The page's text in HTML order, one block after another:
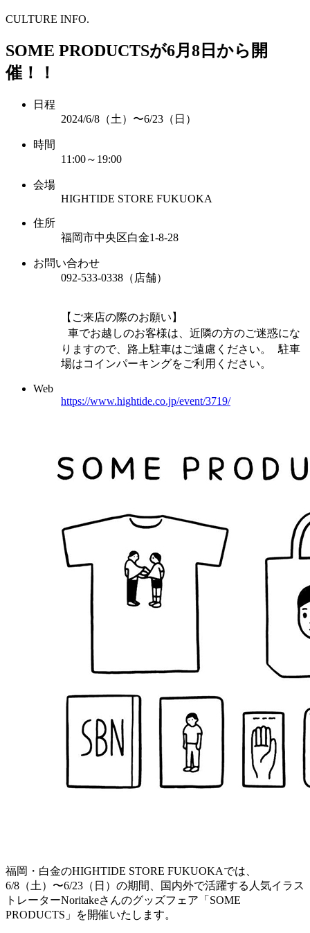
CULTURE INFO.
SOME PRODUCTSが6月8日から開
催！！
日程
2024/6/8（土）〜6/23（日）
時間
11:00～19:00
会場
HIGHTIDE STORE FUKUOKA
住所
福岡市中央区白金1-8-28
お問い合わせ
092-533-0338（店舗）
【ご来店の際のお願い】
車でお越しのお客様は、近隣の方のご迷惑にな
りますので、路上駐車はご遠慮ください。 駐車
場はコインパーキングをご利用ください。
Web
https://www.hightide.co.jp/event/3719/
福岡・白金のHIGHTIDE STORE FUKUOKAでは、
6/8（土）〜6/23（日）の期間、国内外で活躍する人気イラス
トレーターNoritakeさんのグッズフェア「SOME
PRODUCTS」を開催いたします。